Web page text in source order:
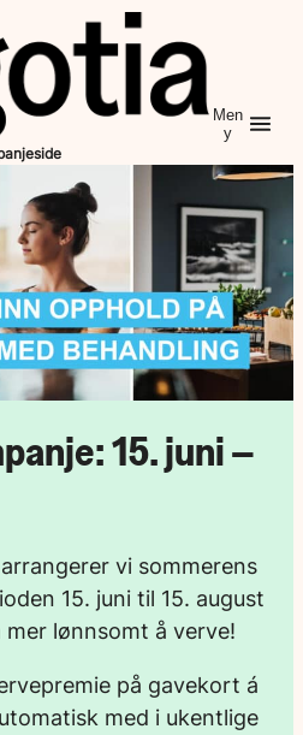
Men
y
15. juni –
vi sommerens
15. juni til 15. august
lønnsomt å verve!
på gavekort á
med i ukentlige